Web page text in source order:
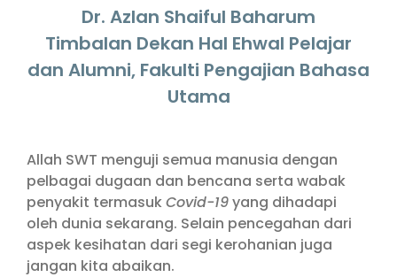
Dr. Azlan Shaiful Baharum
Timbalan Dekan Hal Ehwal Pelajar
dan Alumni, Fakulti Pengajian Bahasa
Utama
Allah SWT menguji semua manusia dengan
pelbagai dugaan dan bencana serta wabak
penyakit termasukCovid-19yang dihadapi
oleh dunia sekarang. Selain pencegahan dari
aspek kesihatan dari segi kerohanian juga
jangan kita abaikan.